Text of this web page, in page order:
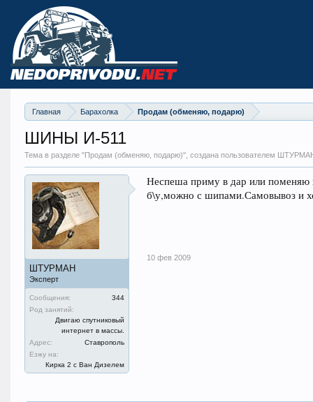
Главная Барахолка Продам (обменяю, подарю)
ШИНЫ И-511
Тема в разделе "Продам (обменяю, подарю)", создана пользователем
ШТУРМАН
Эксперт
Сообщения:
344
Род занятий:
Двигаю спутниковый
интернет в массы.
Адрес:
Ставрополь
Езжу на:
Кирка 2 с Ван Дизелем
Неспеша приму в дар или поменяю
б\у,можно с шипами.Самовывоз и
10 фев 2009